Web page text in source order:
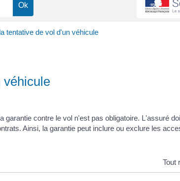
tentative de vol d'un véhicule
véhicule
contre le vol n'est pas obligatoire. L'assuré
Ainsi, la garantie peut inclure ou exclure les
Tout